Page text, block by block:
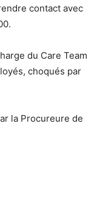
contact avec
du Care Team
choqués par
la Procureure de